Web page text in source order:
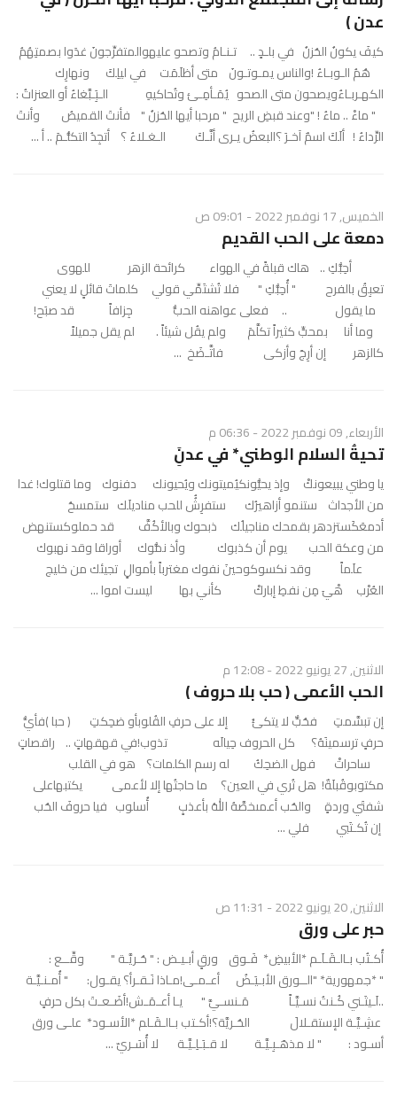
عدن )
كيفَ يكونُ الحُزنُ في بلـدٍ .. تـنـامُ وتصحو عليهوالمتفرِّجونَ غدَوا بصمتِهُمُ
هُمُ الـوبـاءُ !والناس يمـوتـونَ متى أظلَمَت في ليلِكَ ونهارِك
الكهـربـاءُويصحون متى الصحو يُمَـأمِـئ وتُحاكيهِ الـبَِـبَّغاءُ أو العنزاتُ :
" ماءْ .. ماءُ ! "وعند قبضِ الريح " مرحبا أيها الحُزنُ " فأنتَ القميصُ وأنتَ
الرِّداءُ ! ألَكَ اسمٌ آخـرَ ؟البعضُ يـرى أنَّـكَ الـغـلاءُ ؟ أتجِدُ التكلُّـمَ .. أ ...
الخميس, 17 نوفمبر 2022 - 09:01 ص
دمعة على الحب القديم
أحِبُّكِ .. هاك قبلةً في الهواء كرائحة الزهر للهوى
تعبِقُ بالفرح " أُحِبُّكِ " فلا تُشتَمِّي قولي كلماتَ قائلٍ لا يعني
ما يقول .. فعلى عواهنه الحبُّ جِزافاً قد صبَح!
وما أنا بمحبٍّ كثيراً تكلَّمَ ولم يقُل شيئاً . لم يقل جميلاً
كالزهر إن أرِجَ وأزكى فاتَّـضَخ ...
الأربعاء, 09 نوفمبر 2022 - 06:36 م
تحيةُ السلام الوطني* في عدنَِ
يا وطني يبيعونكْ وإذ يحيُّونكيُميتونك ويُحيونك دفنوك وما قتلوك! غدا
من الأجداث ستنمو أزاهيرُك ستفرِشُُ للحب مناديلَك ستمسحُ
أدمعَكَستزدهر بقمحك مناجيلُك ذبحوك وبالأكُفَّ قد حملوكستنهض
من وعكة الحب يوم أن كذبوك وأذ نمُّوك أوراقا وقد نهبوك
علَماً وقد نكسوكوحينَ نفوك مغترباً بأموالٍ تجيئك من خليج
العُرْب هْيَ مِن نفطِ إباركْ كأني بها ليست اموا ...
الاثنين, 27 يونيو 2022 - 12:08 م
الحب الأعمى ( حب بلا حروف )
إن تبسَّمتِ فحُبٌّ لا يتكئُ إلا على حرفِ القُلوبأو ضحِكتِ ( حبا )فأيُّ
حرفٍ ترسمينَهُ؟ كل الحروف حِيالَه تذوب!في قهقهاتٍ .. راقصاتٍ
ساحراتْ فهل الضحِكُ له رسم الكلمات؟ هو في القلب
مكتوبوقُبلَةٌ! هل تُري في العين؟ ما حاجتُها إلا لأعمى يكتبهاعلى
شفتَي وردةٍ والحُب أعمىخصَّهُ اللهُ بأعذبِِ أُسلوب فيا حروفَ الحُب
إن تُكـتَبي فلي ...
الاثنين, 20 يونيو 2022 - 11:31 ص
حبر على ورق
أُكـتُب بـالـقَـلَـم *الأبيضِ* فَـوق ورقٍ أبـيـض : " حُـريَّـة " وقِّــع :
" *جمهورية* "الــورق الأبـيَـضُ أعـمـى!مـاذا نَـقـرأ؟ يقـول: " أُمـنـيَّـة
..لَـيتَـني كُـنتُ نسـيَّـاً مَـنسـيَّ " يـا أعـمَـش!أضَـعـتَ بكل حرفٍ
عشِـيَّـة الإستقـلالَ الحُـريَّة؟!أكـتب بـالـقَـلم *الأسـود* علـى ورق
أسـود : " لا مذهَـبِـيَّـة لا قـبَـلِـيَّـة لا أُسَـريّ ...